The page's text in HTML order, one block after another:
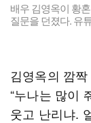
배우 김영옥이 황
질문을 던졌다. 유
김영옥의 깜
“누나는 많이
웃고 난리냐.